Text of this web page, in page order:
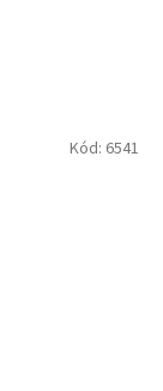
Kód: 6541